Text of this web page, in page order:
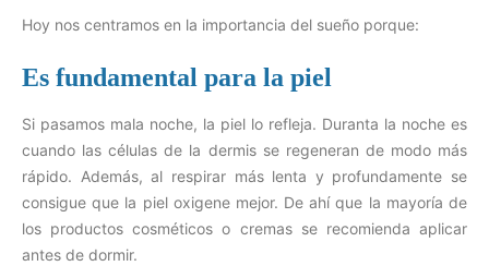
Hoy nos centramos en la importancia del sueño porque:
Es fundamental para la piel
Si pasamos mala noche, la piel lo refleja. Duranta la noche es
cuando las células de la dermis se regeneran de modo más
rápido. Además, al respirar más lenta y profundamente se
consigue que la piel oxigene mejor. De ahí que la mayoría de
los productos cosméticos o cremas se recomienda aplicar
antes de dormir.